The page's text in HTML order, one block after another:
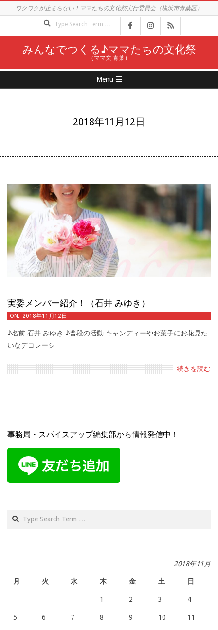
to
ワクワクが止まらない！ママたちの文化祭実行委員会（横浜市青葉区）
みんなでつくる♪ママたちの文化祭
（ママ文 青葉）
Navigation
Menu
2018年11月12日
実委メンバー紹介！（石井 みゆき）
2018-
12
ON: 2018年11月12日
♪名前 石井 みゆき ♪普段の活動 キャンディーやお菓子にお花見た
いなデコレーシ
続きを読む
事務局・スパイスアップ編集部から情報発信中！
2018年11月
月 火 水 木 金 土 日
1 2 3 4
5 6 7 8 9 10 11